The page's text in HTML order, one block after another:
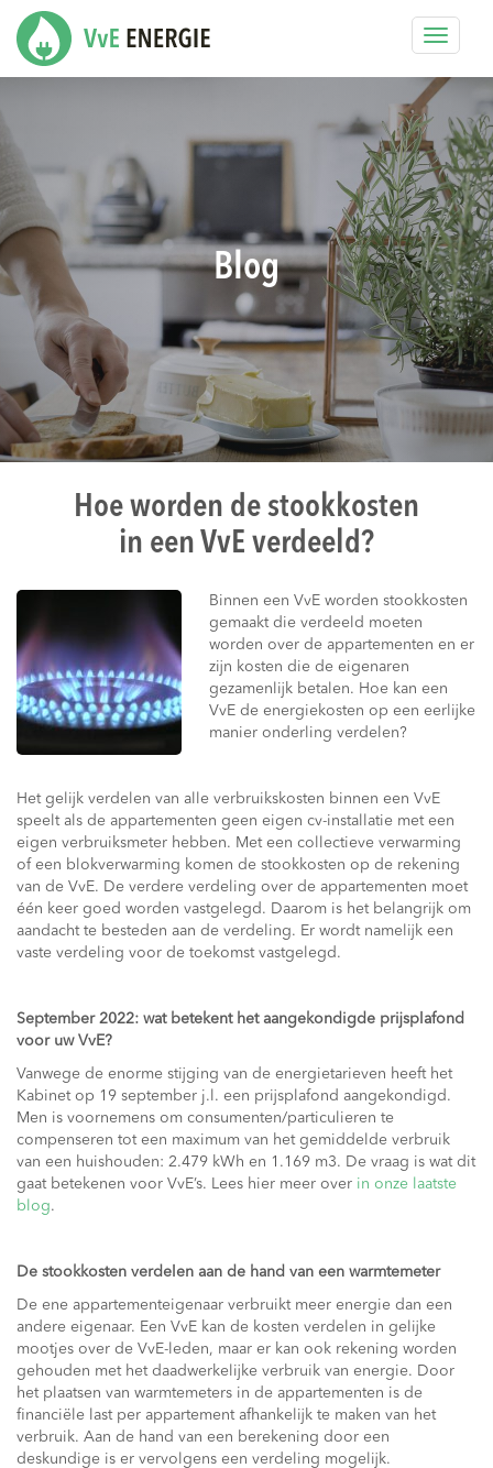
Toggle
Blog
Hoe worden de stookkosten
in een VvE verdeeld?
Binnen een VvE worden stookkosten
gemaakt die verdeeld moeten
worden over de appartementen en er
zijn kosten die de eigenaren
gezamenlijk betalen. Hoe kan een
VvE de energiekosten op een eerlijke
manier onderling verdelen?
Het gelijk verdelen van alle verbruikskosten binnen een VvE
speelt als de appartementen geen eigen cv-installatie met een
eigen verbruiksmeter hebben. Met een collectieve verwarming
of een blokverwarming komen de stookkosten op de rekening
van de VvE. De verdere verdeling over de appartementen moet
één keer goed worden vastgelegd. Daarom is het belangrijk om
aandacht te besteden aan de verdeling. Er wordt namelijk een
vaste verdeling voor de toekomst vastgelegd.
September 2022: wat betekent het aangekondigde prijsplafond
voor uw VvE?
Vanwege de enorme stijging van de energietarieven heeft het
Kabinet op 19 september j.l. een prijsplafond aangekondigd.
Men is voornemens om consumenten/particulieren te
compenseren tot een maximum van het gemiddelde verbruik
van een huishouden: 2.479 kWh en 1.169 m3. De vraag is wat dit
gaat betekenen voor VvE’s. Lees hier meer over in onze laatste
blog.
De stookkosten verdelen aan de hand van een warmtemeter
De ene appartementeigenaar verbruikt meer energie dan een
andere eigenaar. Een VvE kan de kosten verdelen in gelijke
mootjes over de VvE-leden, maar er kan ook rekening worden
gehouden met het daadwerkelijke verbruik van energie. Door
het plaatsen van warmtemeters in de appartementen is de
financiële last per appartement afhankelijk te maken van het
verbruik. Aan de hand van een berekening door een
deskundige is er vervolgens een verdeling mogelijk.